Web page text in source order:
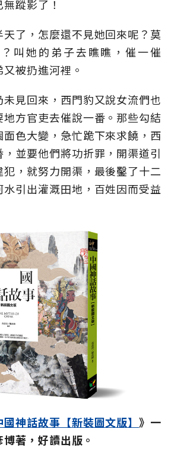
蹤影了！
天了，怎麼還不見她回來呢？莫
叫她的弟子去瞧瞧，催一催
被扔進河裡。
見回來，西門豹又說女流們也
方官吏去催說一番。那些勾結
色大變，急忙跪下來求饒，西
並要他們將功折罪，開渠道引
，就努力開渠，最後鑿了十二
引出灌溉田地，百姓因而受益
國神話故事【新裝圖文版】》一
著，好讀出版。